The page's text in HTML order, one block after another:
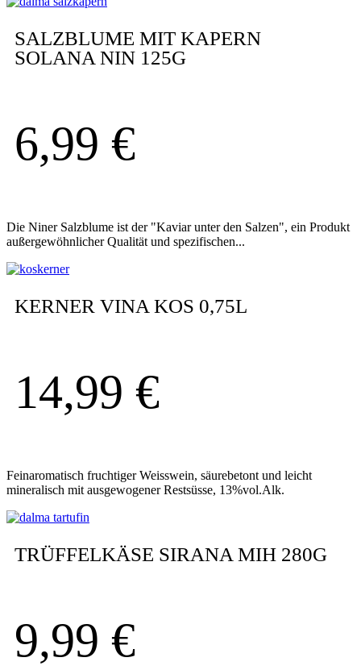
SALZBLUME MIT KAPERN
SOLANA NIN 125G
6,99 €
Die Niner Salzblume ist der "Kaviar unter den Salzen", ein Produkt
außergewöhnlicher Qualität und spezifischen...
KERNER VINA KOS 0,75L
14,99 €
Feinaromatisch fruchtiger Weisswein, säurebetont und leicht
mineralisch mit ausgewogener Restsüsse, 13%vol.Alk.
TRÜFFELKÄSE SIRANA MIH 280G
9,99 €